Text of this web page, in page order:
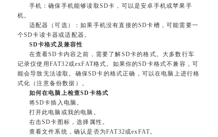
手机：确保手机能够读取SD卡，可以是安卓手机或苹果手
机。
适配器（可选）：如果手机没有直接的SD卡槽，可能需要一
个SD卡读卡器或适配器。
SD卡格式及兼容性
在查看SD卡内容之前，需要了解SD卡的格式。大多数行车
记录仪使用FAT32或exFAT格式。如果你的SD卡格式不兼容，可
能会导致无法读取。确保SD卡的格式正确，可以在电脑上进行格
式化（注意备份数据）。
如何在电脑上检查SD卡格式
将SD卡插入电脑。
打开此电脑或我的电脑。
右击SD卡图标，选择属性。
查看文件系统，确认是否为FAT32或exFAT。